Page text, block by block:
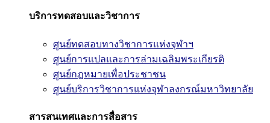
บริการทดสอบและวิชาการ
ศูนย์ทดสอบทางวิชาการแห่งจุฬาฯ
ศูนย์การแปลและการล่ามเฉลิมพระเกียรติ
ศูนย์กฎหมายเพื่อประชาชน
ศูนย์บริการวิชาการแห่งจุฬาลงกรณ์มหาวิทยาลัย
สารสนเทศและการสื่อสาร